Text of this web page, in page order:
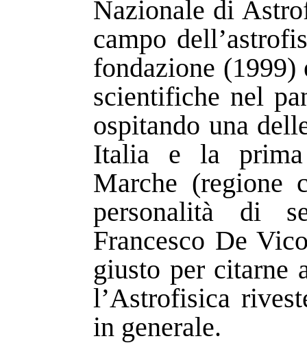
Nazionale di
campo
fondazione
scientifiche nel
ospitando una
Italia e la prima
Marche (regione
personalità di
Francesco De
giusto per citarne
l’Astrofisica
in generale.